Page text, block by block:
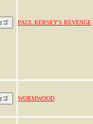
PAUL KERSEY'S REVENGE
WORMWOOD